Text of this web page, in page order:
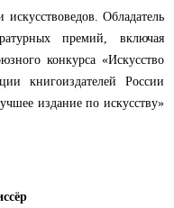
Обладатель
премий, включая
конкурса «Искусство
книгоиздателей России
издание по искусству»